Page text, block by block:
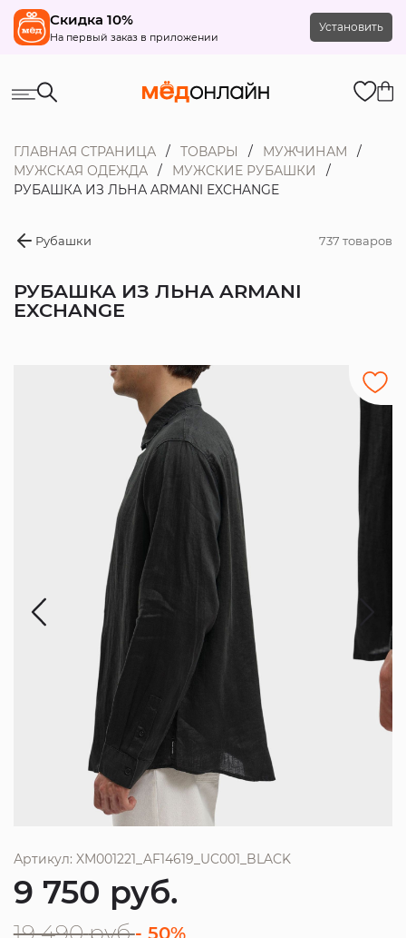
Скидка 10%
На первый заказ в приложении
Установить
ГЛАВНАЯ СТРАНИЦА ТОВАРЫ
МУЖЧИНАМ
МУЖСКАЯ ОДЕЖДА
МУЖСКИЕ РУБАШКИ
РУБАШКА ИЗ ЛЬНА ARMANI EXCHANGE
Рубашки 737 товаров
РУБАШКА ИЗ ЛЬНА ARMANI
EXCHANGE
Артикул: XM001221_AF14619_UC001_BLACK
9 750 руб.
19 490 руб.- 50%